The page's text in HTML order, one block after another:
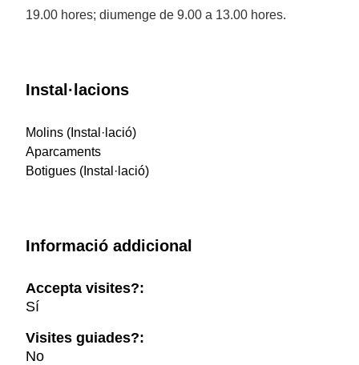
19.00 hores; diumenge de 9.00 a 13.00 hores.
Instal·lacions
Molins (Instal·lació)
Aparcaments
Botigues (Instal·lació)
Informació addicional
Accepta visites?:
Sí
Visites guiades?:
No